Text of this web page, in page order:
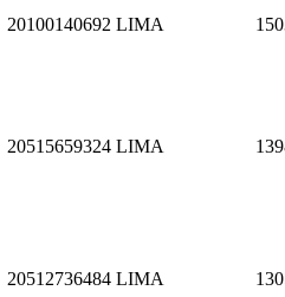
20100140692 LIMA
20515659324 LIMA
20512736484 LIMA